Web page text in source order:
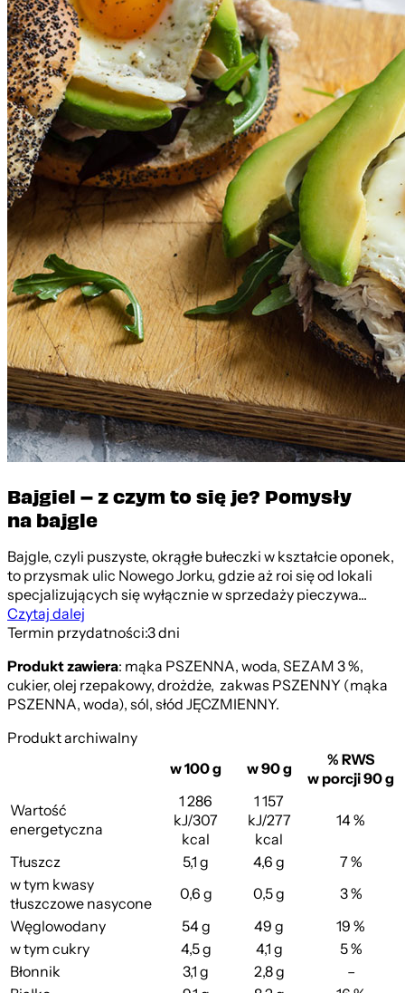
Bajgiel – z czym to się je? Pomysły
na bajgle
Bajgle, czyli puszyste, okrągłe bułeczki w kształcie oponek,
to przysmak ulic Nowego Jorku, gdzie aż roi się od lokali
specjalizujących się wyłącznie w sprzedaży pieczywa...
Czytaj dalej
Termin przydatności:3 dni
Produkt zawiera: mąka PSZENNA, woda, SEZAM 3 %,
cukier, olej rzepakowy, drożdże, zakwas PSZENNY (mąka
PSZENNA, woda), sól, słód JĘCZMIENNY.
Produkt archiwalny
w 100 g
w 90 g
% RWS
w porcji 90 g
Wartość
energetyczna
1 286
kJ/307
kcal
1 157
kJ/277
kcal
14 %
Tłuszcz 5,1 g 4,6 g
7 %
w tym kwasy
tłuszczowe nasycone
0,6 g 0,5 g
3 %
Węglowodany
54 g 49 g
19 %
w tym cukry
4,5 g 4,1 g
5 %
Błonnik
3,1 g 2,8 g
–